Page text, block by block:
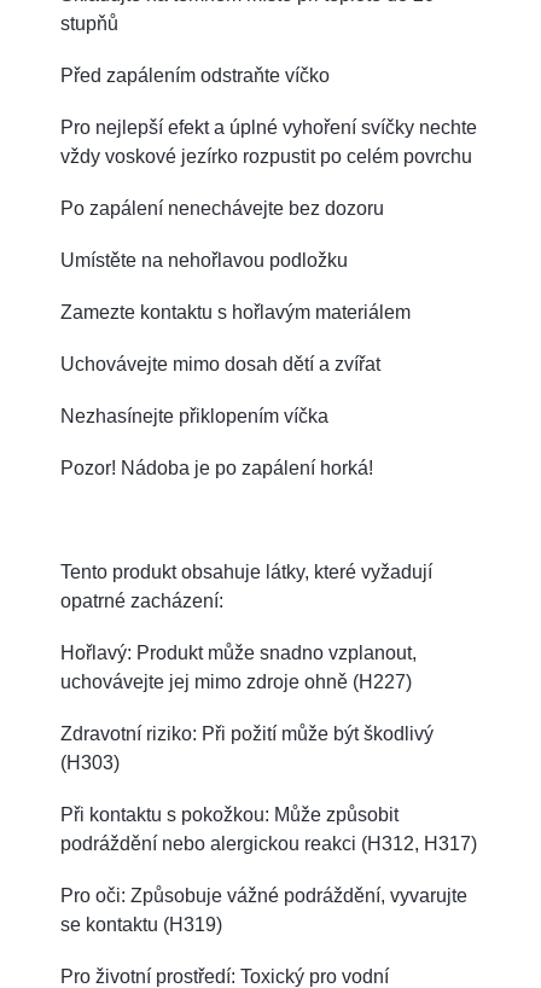
stupňů
Před zapálením odstraňte víčko
Pro nejlepší efekt a úplné vyhoření svíčky nechte
vždy voskové jezírko rozpustit po celém povrchu
Po zapálení nenechávejte bez dozoru
Umístěte na nehořlavou podložku
Zamezte kontaktu s hořlavým materiálem
Uchovávejte mimo dosah dětí a zvířat
Nezhasínejte přiklopením víčka
Pozor! Nádoba je po zapálení horká!
Tento produkt obsahuje látky, které vyžadují
opatrné zacházení:
Hořlavý: Produkt může snadno vzplanout,
uchovávejte jej mimo zdroje ohně (H227)
Zdravotní riziko: Při požití může být škodlivý
(H303)
Při kontaktu s pokožkou: Může způsobit
podráždění nebo alergickou reakci (H312, H317)
Pro oči: Způsobuje vážné podráždění, vyvarujte
se kontaktu (H319)
Pro životní prostředí: Toxický pro vodní